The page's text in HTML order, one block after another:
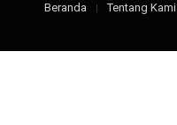
Beranda Tentang Kami